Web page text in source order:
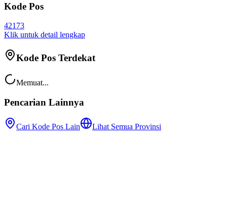
Kode Pos
42173
Klik untuk detail lengkap
Kode Pos Terdekat
Memuat...
Pencarian Lainnya
Cari Kode Pos Lain Lihat Semua Provinsi